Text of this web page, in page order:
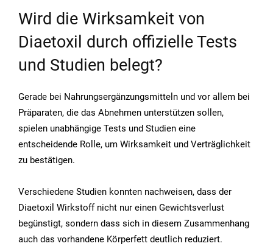
Wird die Wirksamkeit von
Diaetoxil durch offizielle Tests
und Studien belegt?
Gerade bei Nahrungsergänzungsmitteln und vor allem bei
Präparaten, die das Abnehmen unterstützen sollen,
spielen unabhängige Tests und Studien eine
entscheidende Rolle, um Wirksamkeit und Verträglichkeit
zu bestätigen.
Verschiedene Studien konnten nachweisen, dass der
Diaetoxil Wirkstoff nicht nur einen Gewichtsverlust
begünstigt, sondern dass sich in diesem Zusammenhang
auch das vorhandene Körperfett deutlich reduziert.